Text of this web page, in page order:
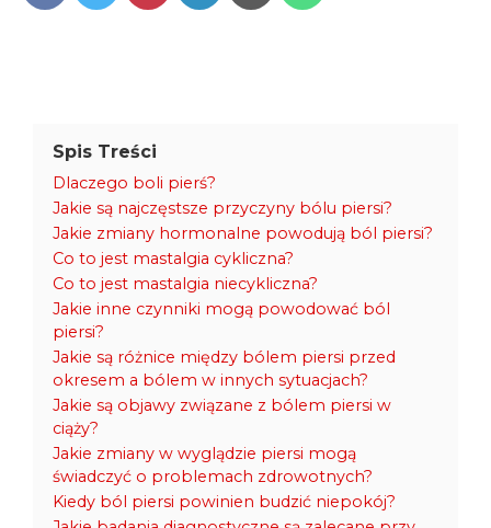
on on on on on on
Spis Treści
Dlaczego boli pierś?
Jakie są najczęstsze przyczyny bólu piersi?
Jakie zmiany hormonalne powodują ból piersi?
Co to jest mastalgia cykliczna?
Co to jest mastalgia niecykliczna?
Jakie inne czynniki mogą powodować ból
piersi?
Jakie są różnice między bólem piersi przed
okresem a bólem w innych sytuacjach?
Jakie są objawy związane z bólem piersi w
ciąży?
Jakie zmiany w wyglądzie piersi mogą
świadczyć o problemach zdrowotnych?
Kiedy ból piersi powinien budzić niepokój?